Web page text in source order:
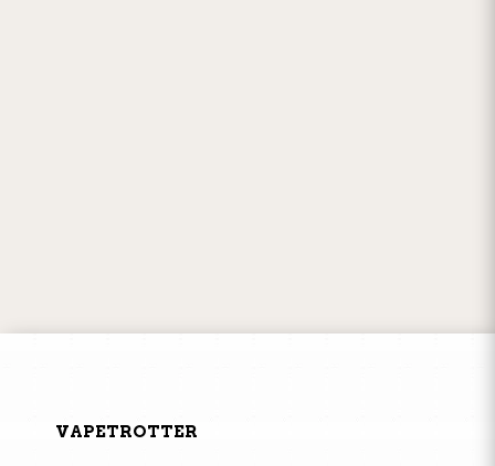
VAPETROTTER